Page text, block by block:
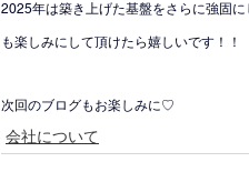
2025年は築き上げた基盤をさらに強固
も楽しみにして頂けたら嬉しいです！！
次回のブログもお楽しみに♡
会社について